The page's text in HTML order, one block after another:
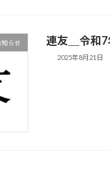
知らせ 連友＿令和
2025年8月21日